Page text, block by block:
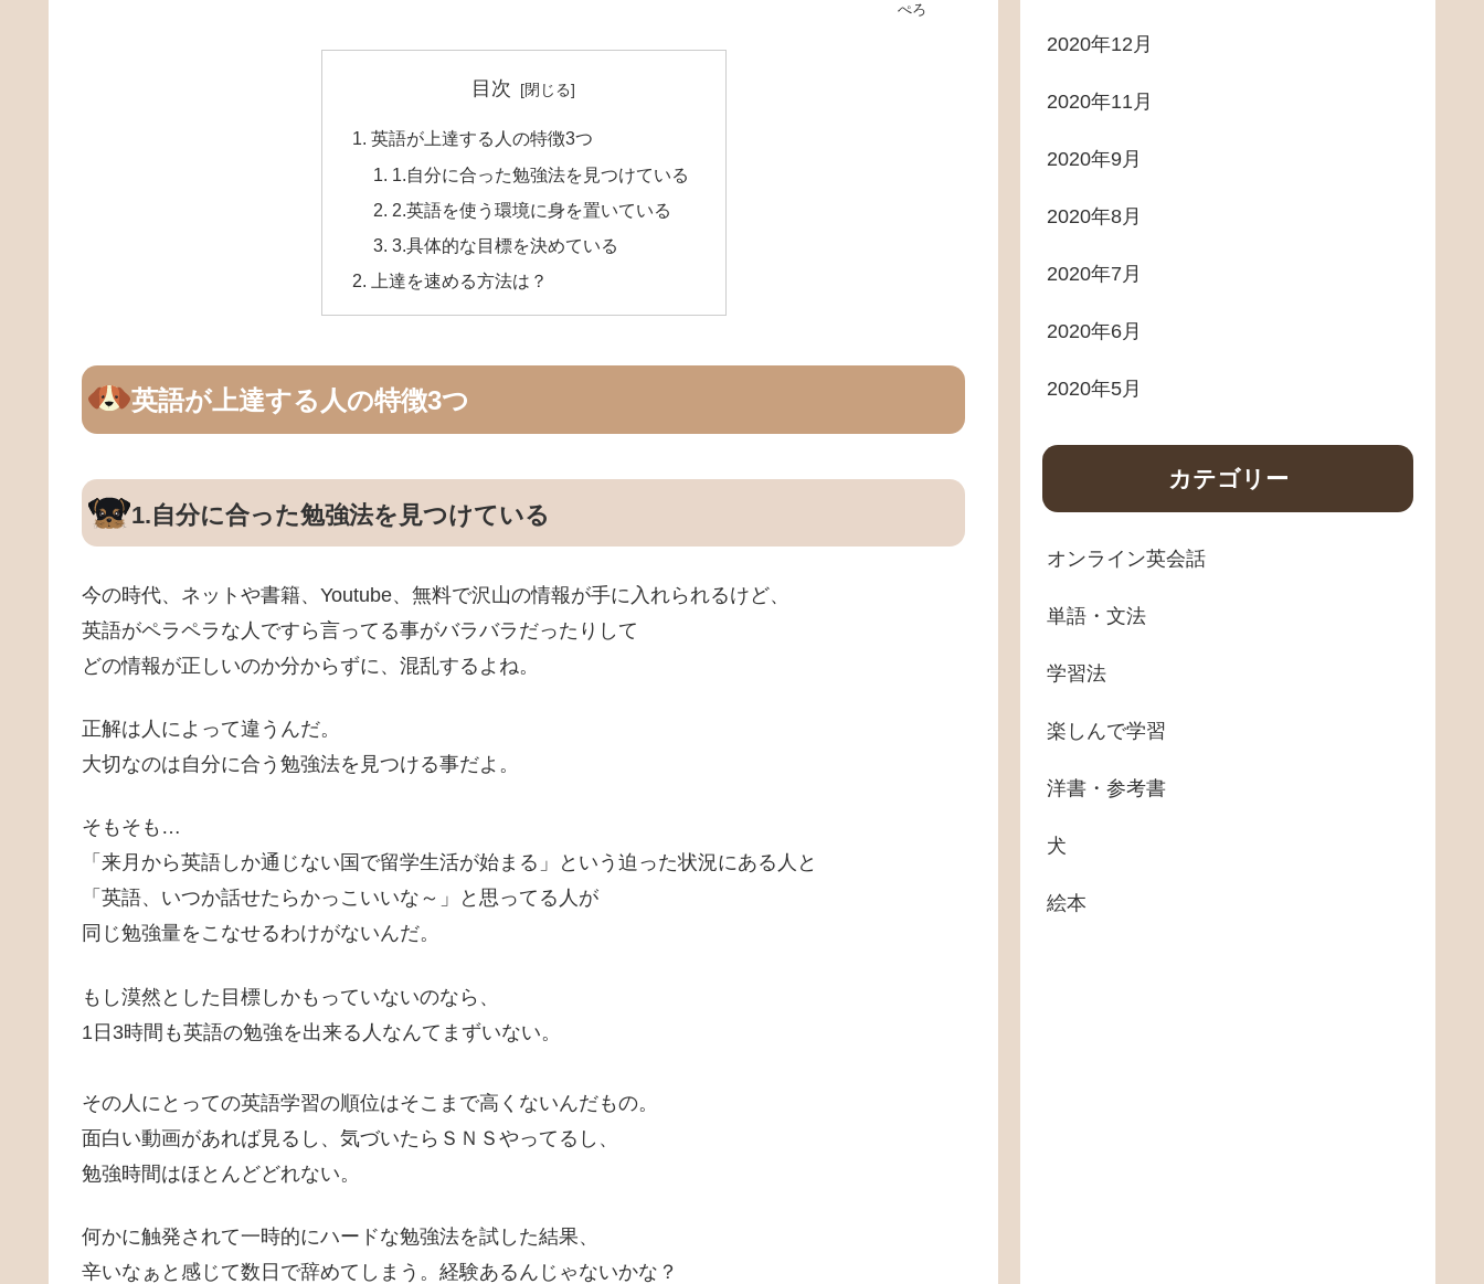
ぺろ
目次
英語が上達する人の特徴3つ
1.自分に合った勉強法を見つけている
2.英語を使う環境に身を置いている
3.具体的な目標を決めている
上達を速める方法は？
英語が上達する人の特徴3つ
1.自分に合った勉強法を見つけている
今の時代、ネットや書籍、Youtube、無料で沢山の情報が手に入れられるけど、
英語がペラペラな人ですら言ってる事がバラバラだったりして
どの情報が正しいのか分からずに、混乱するよね。
正解は人によって違うんだ。
大切なのは自分に合う勉強法を見つける事だよ。
そもそも…
「来月から英語しか通じない国で留学生活が始まる」という迫った状況にある人と
「英語、いつか話せたらかっこいいな～」と思ってる人が
同じ勉強量をこなせるわけがないんだ。
もし漠然とした目標しかもっていないのなら、
1日3時間も英語の勉強を出来る人なんてまずいない。
その人にとっての英語学習の順位はそこまで高くないんだもの。
面白い動画があれば見るし、気づいたらＳＮＳやってるし、
勉強時間はほとんどどれない。
何かに触発されて一時的にハードな勉強法を試した結果、
辛いなぁと感じて数日で辞めてしまう。経験あるんじゃないかな？
2020年12月
2020年11月
2020年9月
2020年8月
2020年7月
2020年6月
2020年5月
カテゴリー
オンライン英会話
単語・文法
学習法
楽しんで学習
洋書・参考書
犬
絵本